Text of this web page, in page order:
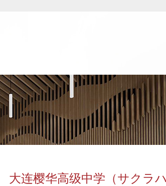
大连樱华高级中学（サクラ